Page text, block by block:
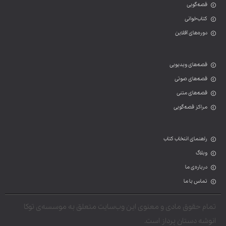
قصه‌گویی
کتاب‌خوانی
دوره‌های آفلاین
قصه‌های ویدیویی
قصه‌های صوتی
قصه‌های متنی
مراکز قصه‌گویی
راهنمای انتخاب کتاب
وبلاگ
درباره‌ی ما
تماس با ما
تمام حقوق مادی و معنوی این وب‌سایت متعلق به موسسه‌ی توکا
انوشه دستان پرداز است.